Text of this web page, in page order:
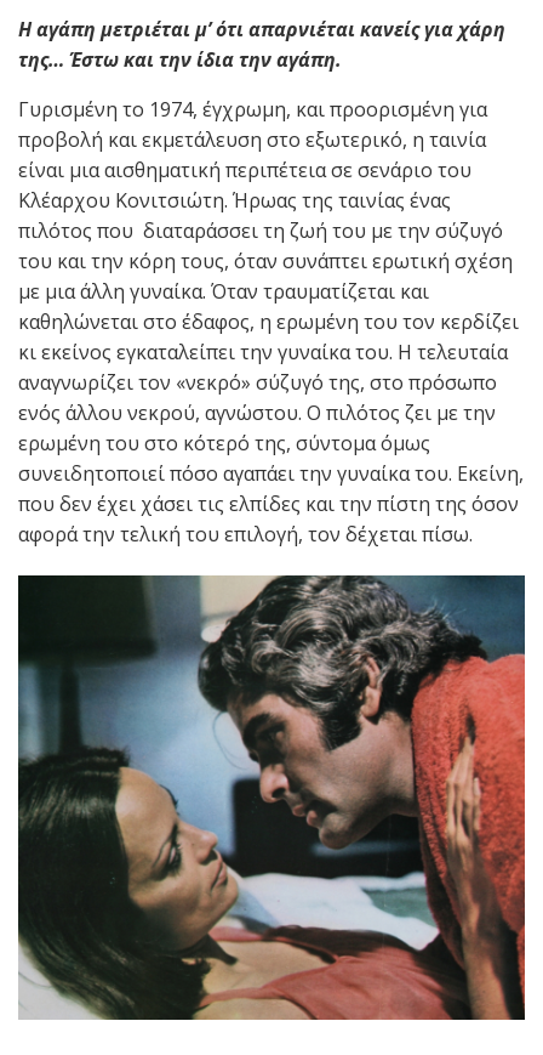
H αγάπη μετριέται μ’ότι απαρνιέται κανείς για χάρη
της… Έστω και την ίδια την αγάπη.
Γυρισμένη το 1974, έγχρωμη, και προορισμένη για
προβολή και εκμετάλευση στο εξωτερικό, η ταινία
είναι μια αισθηματική περιπέτεια σε σενάριο του
Κλέαρχου Κονιτσιώτη. Ήρωας της ταινίας ένας
πιλότος που διαταράσσει τη ζωή του με την σύζυγό
του και την κόρη τους, όταν συνάπτει ερωτική σχέση
με μια άλλη γυναίκα. Όταν τραυματίζεται και
καθηλώνεται στο έδαφος, η ερωμένη του τον κερδίζει
κι εκείνος εγκαταλείπει την γυναίκα του. Η τελευταία
αναγνωρίζει τον «νεκρό» σύζυγό της, στο πρόσωπο
ενός άλλου νεκρού, αγνώστου. Ο πιλότος ζει με την
ερωμένη του στο κότερό της, σύντομα όμως
συνειδητοποιεί πόσο αγαπάει την γυναίκα του. Εκείνη,
που δεν έχει χάσει τις ελπίδες και την πίστη της όσον
αφορά την τελική του επιλογή, τον δέχεται πίσω.